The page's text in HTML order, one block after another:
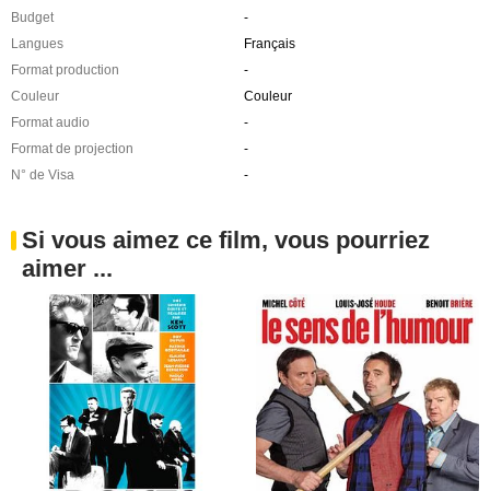
Budget
-
Langues
Français
Format production
-
Couleur
Couleur
Format audio
-
Format de projection
-
N° de Visa
-
Si vous aimez ce film, vous pourriez
aimer ...